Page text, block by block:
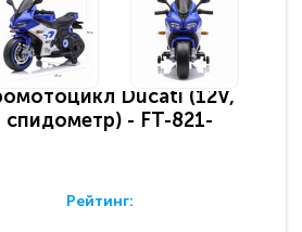
Ducati (12V,
спидометр) - FT-821-
Рейтинг: